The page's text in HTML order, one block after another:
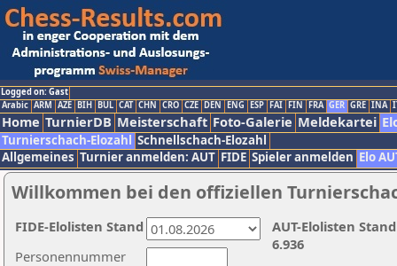
Logged on: Gast
Arabic ARM AZE BIH BUL CAT CHN CRO CZE DEN ENG ESP FAI FIN FRA GER GRE INA
Home TurnierDB Meisterschaft Foto-Galerie Meldekartei
Turnierschach-Elozahl Schnellschach-Elozahl
Allgemeines Turnier anmelden: AUT FIDE Spieler anmelden Elo
Willkommen bei den offiziellen
Personennummer
AUT-Elolisten
6.936
FIDE-Elolisten Stand